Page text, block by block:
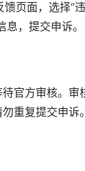
页面，选择“
，提交申诉。
官方审核。审
重复提交申诉。